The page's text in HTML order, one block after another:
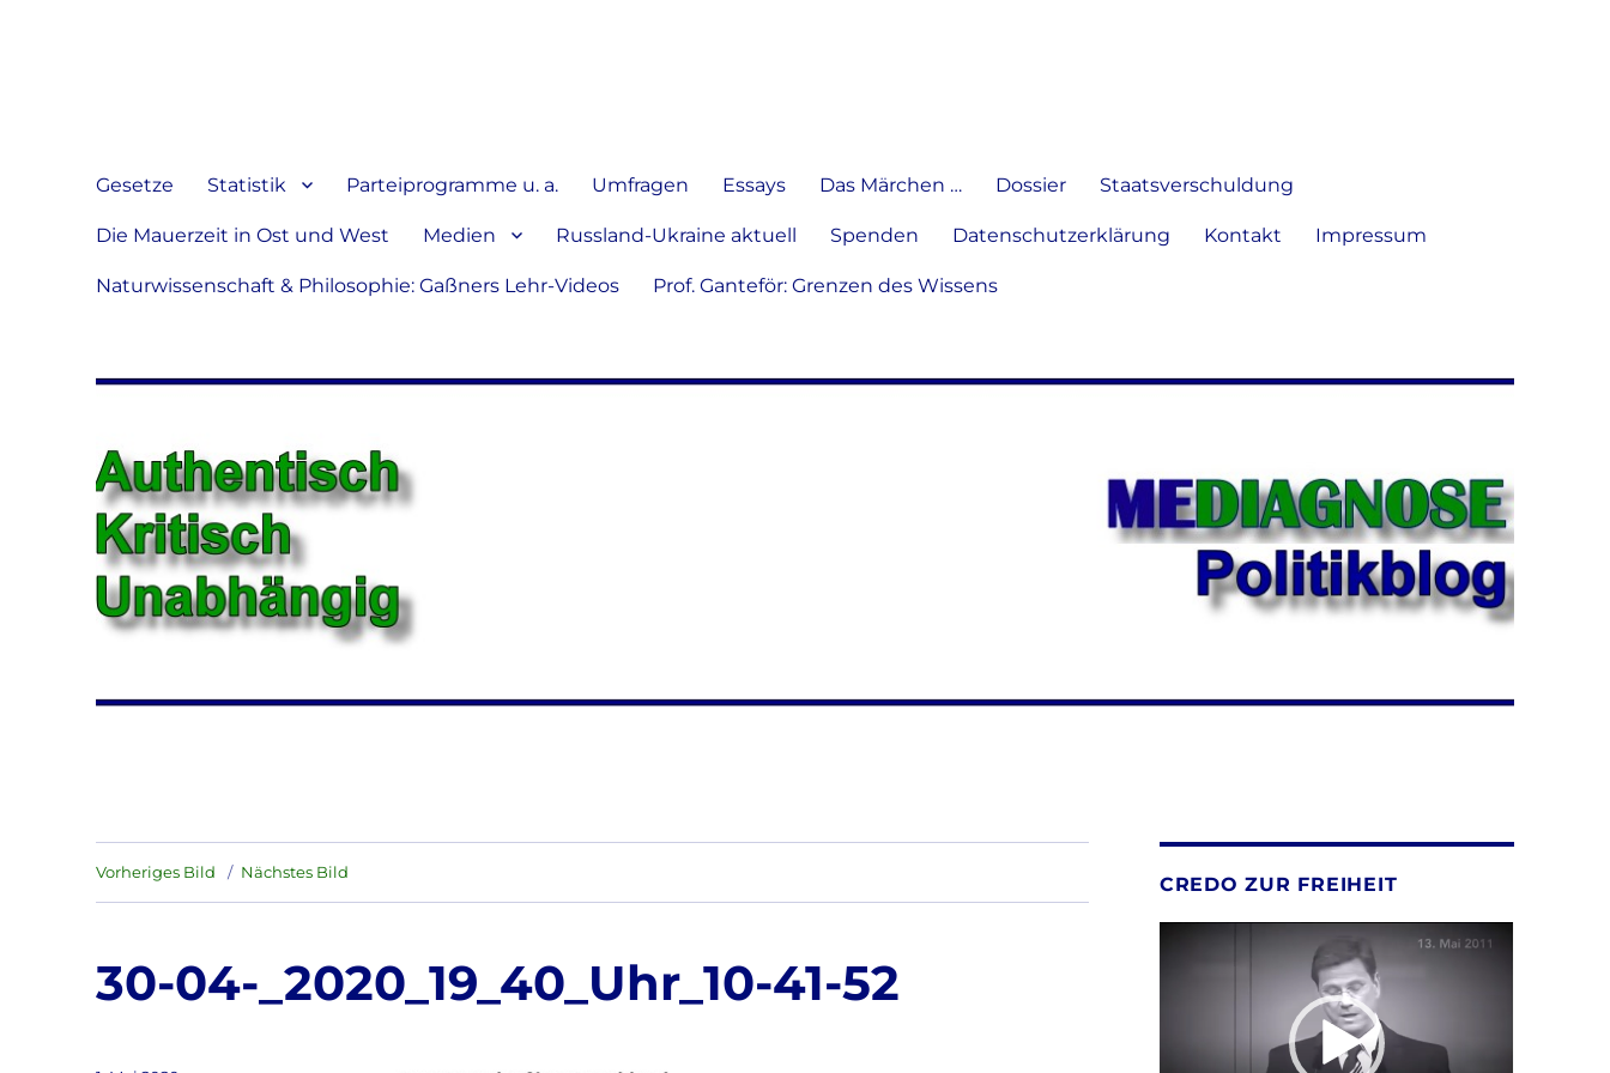
verbreiten
Gesetze Statistik Parteiprogramme u. a. Umfragen Essays Das Märchen … Dossier Staatsverschuldung
Die Mauerzeit in Ost und West Medien Russland-Ukraine aktuell Spenden Datenschutzerklärung Kontakt Impressum
Naturwissenschaft & Philosophie: Gaßners Lehr-Videos Prof. Ganteför: Grenzen des Wissens
Vorheriges Bild Nächstes Bild
30-04-_2020_19_40_Uhr_10-41-52
CREDO ZUR FREIHEIT